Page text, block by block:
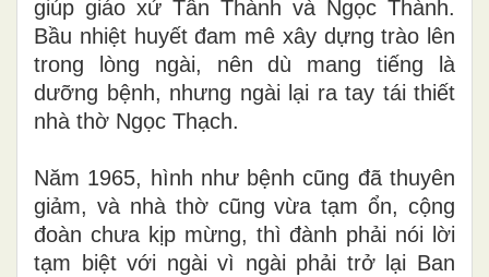
giúp giáo xứ Tân Thành và Ngọc Thành.
Bầu nhiệt huyết đam mê xây dựng trào lên
trong lòng ngài, nên dù mang tiếng là
dưỡng bệnh, nhưng ngài lại ra tay tái thiết
nhà thờ Ngọc Thạch.
Năm 1965, hình như bệnh cũng đã thuyên
giảm, và nhà thờ cũng vừa tạm ổn, cộng
đoàn chưa kịp mừng, thì đành phải nói lời
tạm biệt với ngài vì ngài phải trở lại Ban